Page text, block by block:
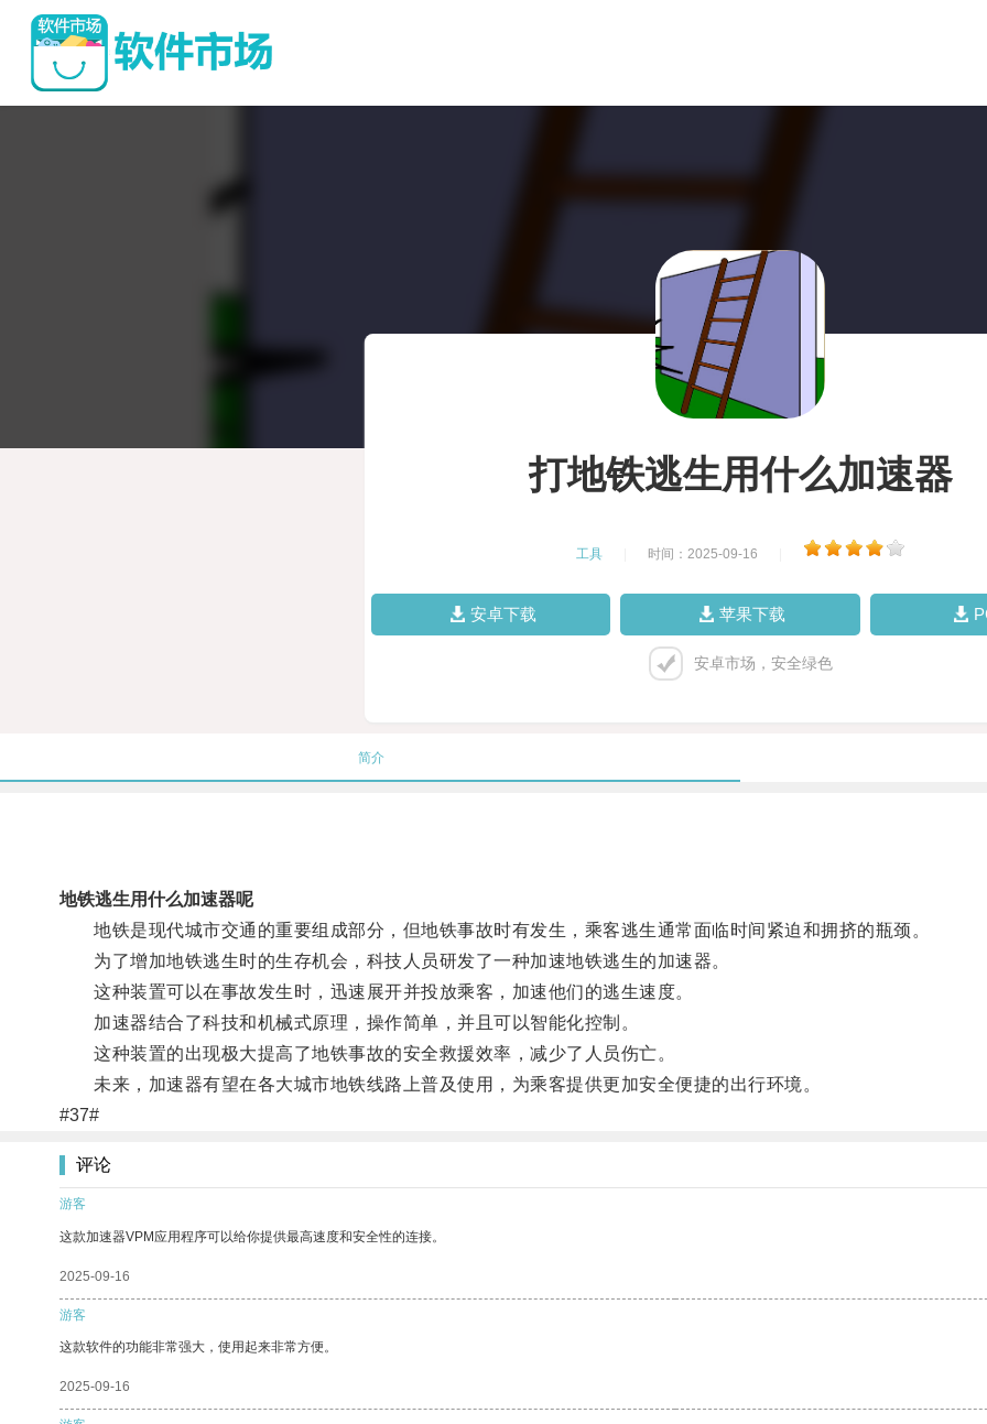
打地铁逃生用什么加速器
工具 时间：2025-09-16
安卓下载 苹果下载
安卓市场，安全绿色
简介
地铁逃生用什么加速器呢
地铁是现代城市交通的重要组成部分，但地铁事故时有发生，乘客逃生通常面临时间紧迫和拥挤的瓶颈。
为了增加地铁逃生时的生存机会，科技人员研发了一种加速地铁逃生的加速器。
这种装置可以在事故发生时，迅速展开并投放乘客，加速他们的逃生速度。
加速器结合了科技和机械式原理，操作简单，并且可以智能化控制。
这种装置的出现极大提高了地铁事故的安全救援效率，减少了人员伤亡。
未来，加速器有望在各大城市地铁线路上普及使用，为乘客提供更加安全便捷的出行环境。
#37#
评论
游客
这款加速器VPM应用程序可以给你提供最高速度和安全性的连接。
2025-09-16
游客
这款软件的功能非常强大，使用起来非常方便。
2025-09-16